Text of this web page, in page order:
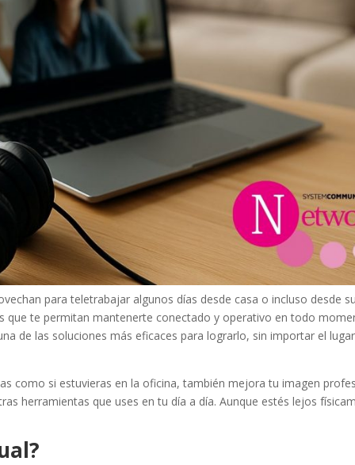
para teletrabajar algunos días desde casa o incluso desde
que te permitan mantenerte conectado y operativo en todo
de las soluciones más eficaces para lograrlo, sin importar el
como si estuvieras en la oficina, también mejora tu imagen
herramientas que uses en tu día a día. Aunque estés lejos